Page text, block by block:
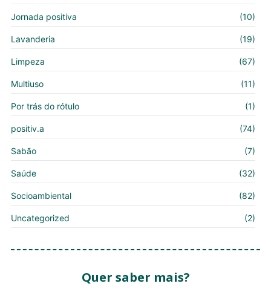
Jornada positiva (10)
Lavanderia (19)
Limpeza (67)
Multiuso (11)
Por trás do rótulo (1)
positiv.a (74)
Sabão (7)
Saúde (32)
Socioambiental (82)
Uncategorized (2)
Quer saber mais?